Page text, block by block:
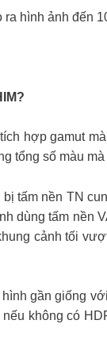
ra hình ảnh đến
hợp gamut
tổng số màu
tấm nền TN
dùng tấm nền
cảnh tối
gần giống
không có